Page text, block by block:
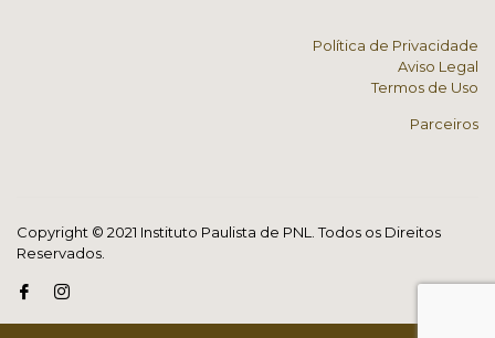
Política de Privacidade
Aviso Legal
Termos de Uso
Parceiros
Copyright © 2021 Instituto Paulista de PNL. Todos os Direitos
Reservados.